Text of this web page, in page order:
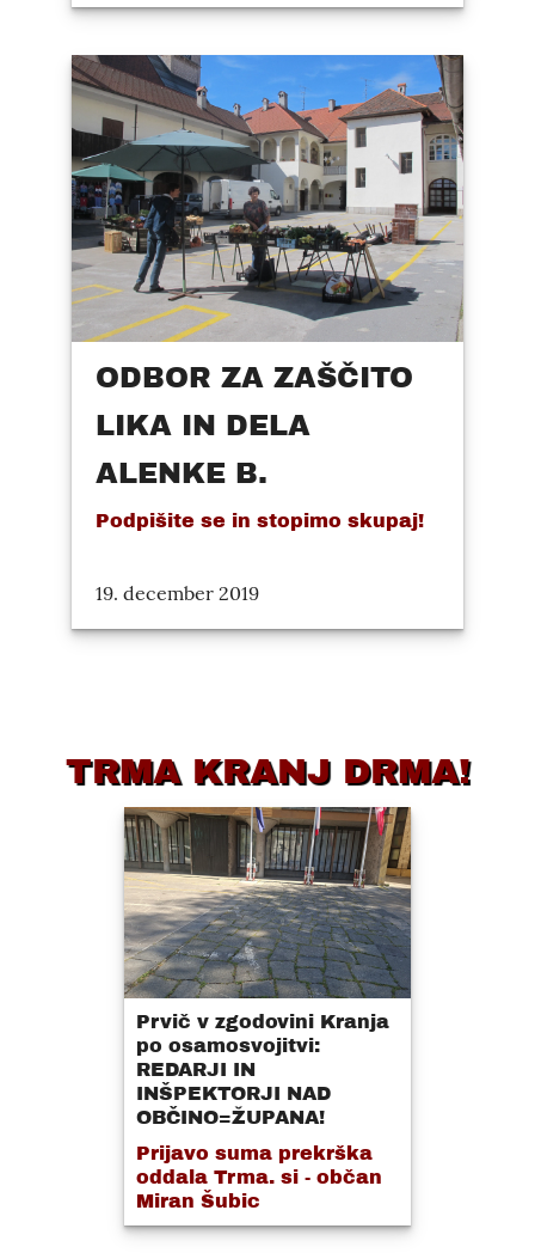
ODBOR ZA ZAŠČITO
LIKA IN DELA
ALENKE B.
Podpišite se in stopimo skupaj!
19. december 2019
TRMA KRANJ DRMA!
Prvič v zgodovini Kranja
po osamosvojitvi:
REDARJI IN
INŠPEKTORJI NAD
OBČINO=ŽUPANA!
Prijavo suma prekrška
oddala Trma. si - občan
Miran Šubic